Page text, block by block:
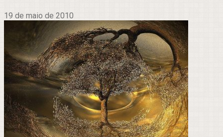
19 de maio de 2010